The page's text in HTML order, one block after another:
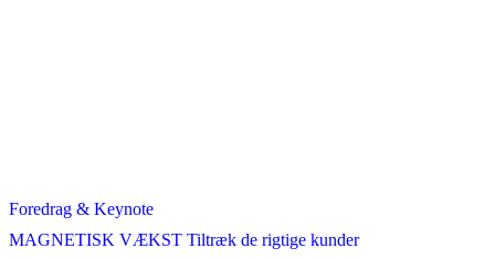
Foredrag & Keynote
MAGNETISK VÆKST Tiltræk de rigtige kunder